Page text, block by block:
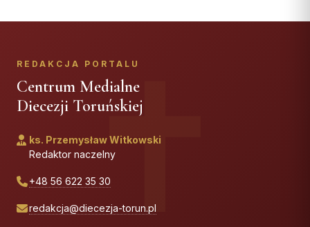
REDAKCJA PORTALU
Centrum Medialne
Diecezji Toruńskiej
ks. Przemysław Witkowski
Redaktor naczelny
+48 56 622 35 30
redakcja@diecezja-torun.pl